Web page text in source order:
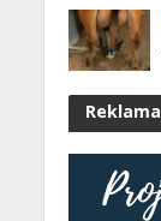
Reklama